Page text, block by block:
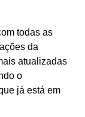
todas as
da
atualizadas
o
já está em